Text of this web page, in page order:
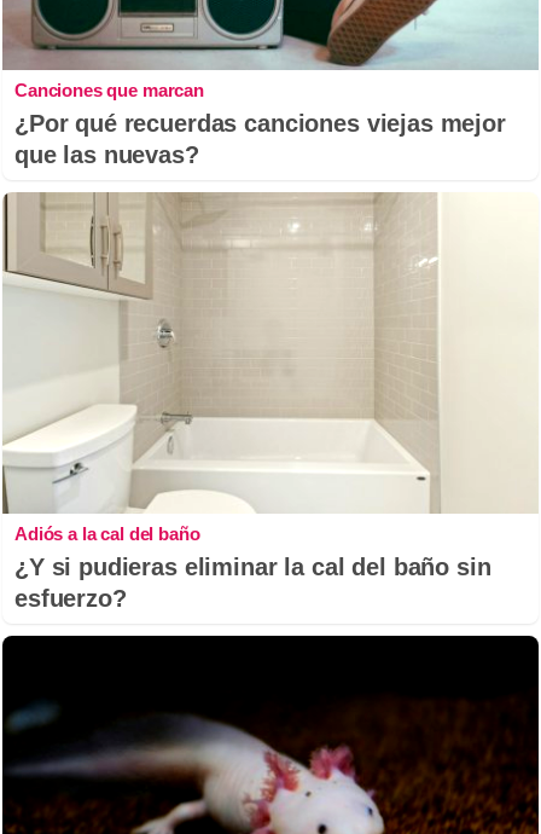
Canciones que marcan
¿Por qué recuerdas canciones viejas mejor
que las nuevas?
Adiós a la cal del baño
¿Y si pudieras eliminar la cal del baño sin
esfuerzo?